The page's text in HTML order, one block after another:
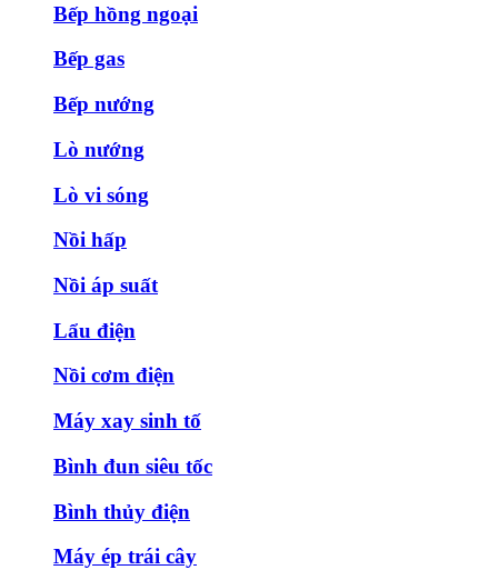
Bếp hồng ngoại
Bếp gas
Bếp nướng
Lò nướng
Lò vi sóng
Nồi hấp
Nồi áp suất
Lẩu điện
Nồi cơm điện
Máy xay sinh tố
Bình đun siêu tốc
Bình thủy điện
Máy ép trái cây